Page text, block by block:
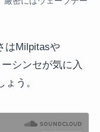
はMilpitasや
シンセが気に入
う。